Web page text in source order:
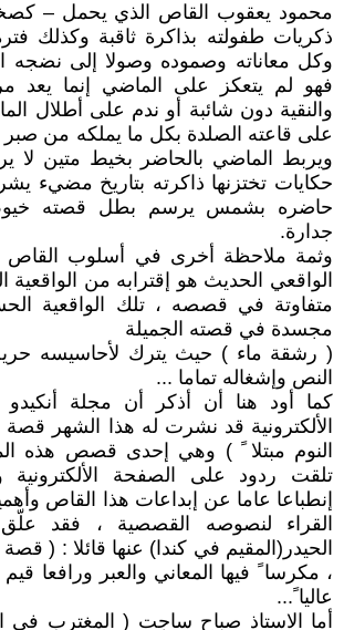
محمود يعقوب القاص الذي يحمل –
ذكريات طفولته بذاكرة ثاقبة وكذلك
وكل معاناته وصموده وصولا إلى نضجه
فهو لم يتعكز على الماضي إنما يعد
والنقية دون شائبة أو ندم على أطلال
على قاعته الصلدة بكل ما يملكه من
ويربط الماضي بالحاضر بخيط متين لا
حكايات تختزنها ذاكرته بتاريخ مضيء
حاضره بشمس يرسم بطل قصته
جدارة.
وثمة ملاحظة أخرى في أسلوب القاص
الواقعي الحديث هو إقترابه من
متفاوتة في قصصه ، تلك الواقعية
مجسدة في قصته الجميلة
( رشقة ماء ) حيث يترك لأحاسيسه
النص وإشغاله تماما ...
كما أود هنا أن أذكر أن مجلة أنكيدو
الألكترونية قد نشرت له هذا الشهر قصة
النوم مبتلا ً ) وهي إحدى قصص هذه
تلقت ردود على الصفحة
إنطباعا عاما عن إبداعات هذا القاص
القراء لنصوصه القصصية ، فقد علّق
الحيدر(المقيم في كندا) عنها قائلا : (
، مكرسا ً فيها المعاني والعبر ورافعا قيم
عاليا ً...
أما الاستاذ صباح ساجت ( المغترب في